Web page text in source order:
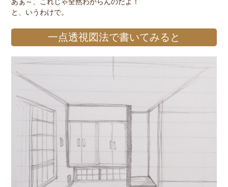
あぁ～、これじゃ全然わからんのだよ！
と、いうわけで。
一点透視図法で書いてみると